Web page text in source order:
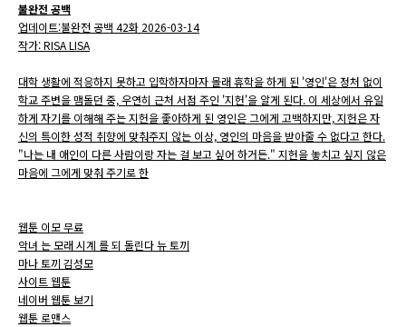
불완전 공백
업데이트:불완전 공백 42화 2026-03-14
작가: RISA LISA
대학 생활에 적응하지 못하고 입학하자마자 몰래 휴학을 하게 된 '영인'은 정처 없이
학교 주변을 맴돌던 중, 우연히 근처 서점 주인 '지헌'을 알게 된다. 이 세상에서 유일
하게 자기를 이해해 주는 지헌을 좋아하게 된 영인은 그에게 고백하지만, 지헌은 자
신의 특이한 성적 취향에 맞춰주지 않는 이상, 영인의 마음을 받아줄 수 없다고 한다.
"나는 내 애인이 다른 사람이랑 자는 걸 보고 싶어 하거든." 지헌을 놓치고 싶지 않은
마음에 그에게 맞춰 주기로 한
웹툰 이모 무료
악녀 는 모래 시계 를 되 돌린다 뉴 토끼
마나 토끼 김성모
사이트 웹툰
네이버 웹툰 보기
웹툰 로맨스